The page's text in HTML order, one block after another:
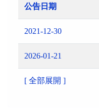
公告日期
2021-12-30
2026-01-21
[ 全部展開 ]